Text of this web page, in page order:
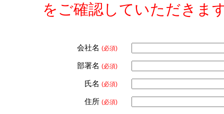
をご確認していただきま
会社名 (必須)
部署名 (必須)
氏名 (必須)
住所 (必須)